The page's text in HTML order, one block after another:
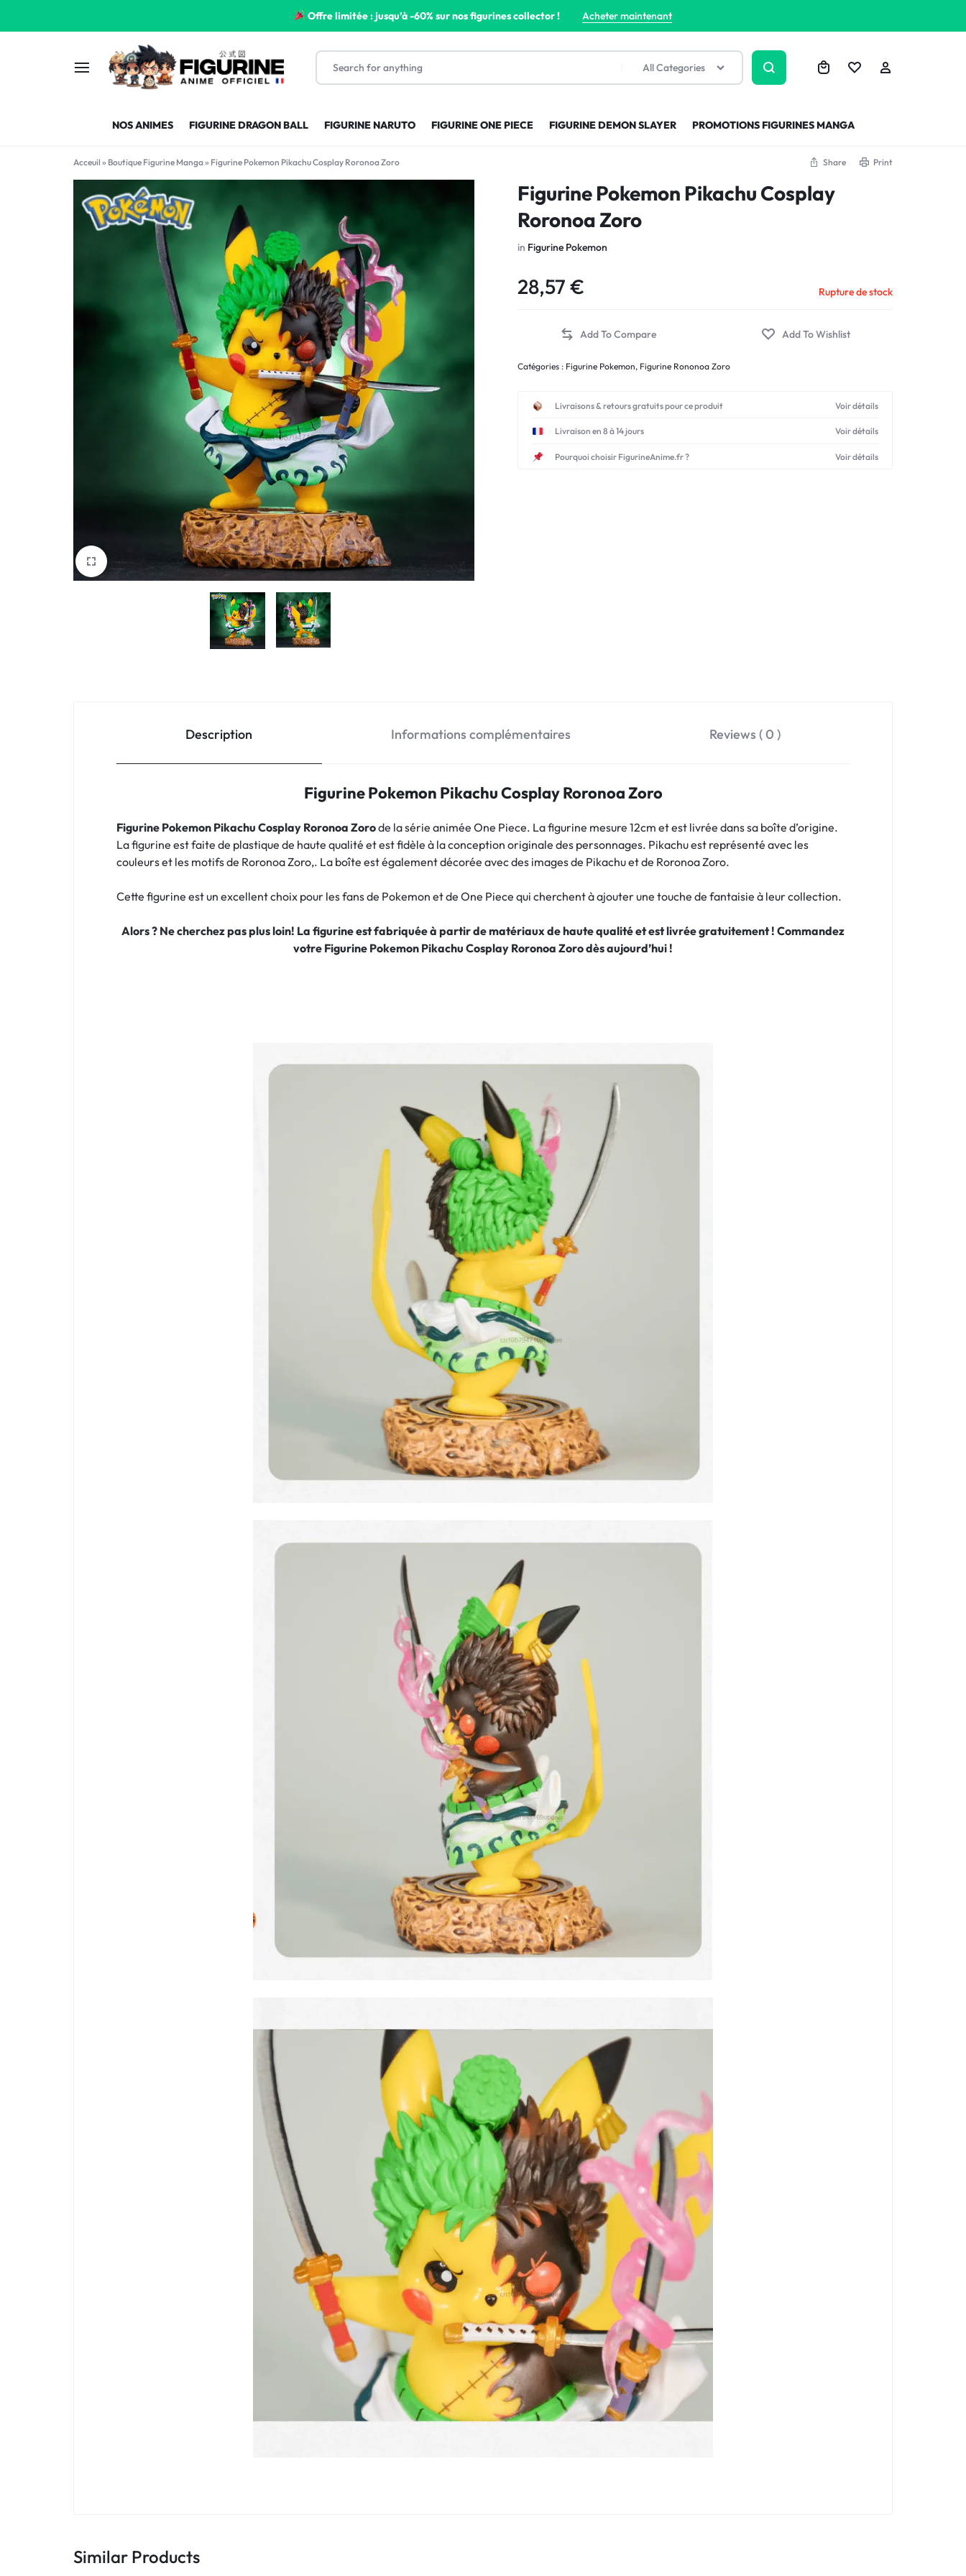
Offre limitée : jusqu’à -60% sur nos figurines collector ! Acheter maintenant
FRANCE
FRANCE
All Categories
NOS ANIMES FIGURINE DRAGON BALL FIGURINE NARUTO FIGURINE ONE PIECE FIGURINE DEMON SLAYER PROMOTIONS FIGURINES MANGA
Acceuil » Boutique Figurine Manga» Figurine Pokemon Pikachu Cosplay Roronoa Zoro Share Print
Figurine Pokemon Pikachu Cosplay
Roronoa Zoro
in Figurine Pokemon
28,57€ Rupture de stock
Catégories : Figurine Pokemon, Figurine Rononoa Zoro
Livraisons & retours gratuits pour ce produit Voir détails
Livraison en 8 à 14 jours Voir détails
Pourquoi choisir FigurineAnime.fr ? Voir détails
Description Informations complémentaires Reviews ( 0 )
Figurine Pokemon Pikachu Cosplay Roronoa Zoro
Figurine Pokemon Pikachu Cosplay Roronoa Zorode la série animée One Piece. La figurine mesure 12cm et est livrée dans sa boîte d’origine.
La figurine est faite de plastique de haute qualité et est fidèle à la conception originale des personnages. Pikachu est représenté avec les
couleurs et les motifs de Roronoa Zoro,. La boîte est également décorée avec des images de Pikachu et de Roronoa Zoro.
Cette figurine est un excellent choix pour les fans de Pokemon et de One Piece qui cherchent à ajouter une touche de fantaisie à leur collection.
Alors ? Ne cherchez pas plus loin! La figurine est fabriquée à partir de matériaux de haute qualité et est livrée gratuitement ! Commandez
votre Figurine Pokemon Pikachu Cosplay Roronoa Zoro dès aujourd’hui !
Similar Products